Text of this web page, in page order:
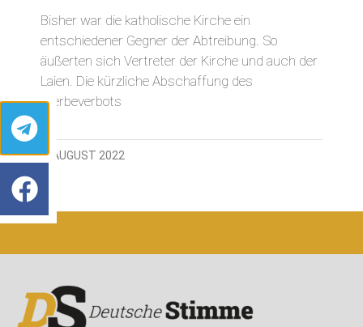
Bisher war die katholische Kirche ein
entschiedener Gegner der Abtreibung. So
äußerten sich Vertreter der Kirche und auch der
Laien. Die kürzliche Abschaffung des
Werbeverbots
1. AUGUST 2022